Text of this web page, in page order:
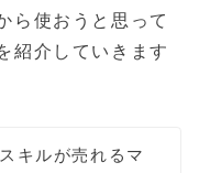
ら使おうと思って
紹介していきます
キルが売れるマ